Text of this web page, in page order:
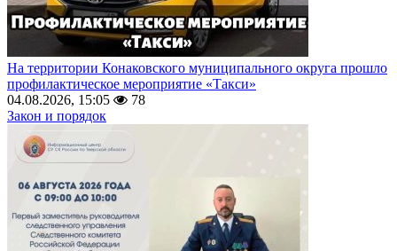
На территории Конаковского муниципального округа прошло
профилактическое мероприятие «Такси»
04.08.2026, 15:05
78
Закон и порядок